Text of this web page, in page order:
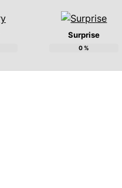
Surprise
0%